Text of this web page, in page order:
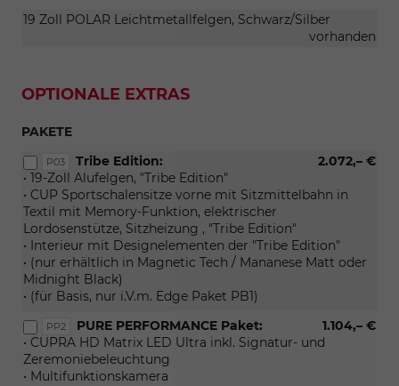
19 Zoll POLAR Leichtmetallfelgen, Schwarz/Silber
vorhanden
OPTIONALE EXTRAS
PAKETE
P03 2.072,– €
Tribe Edition:
• 19-Zoll Alufelgen, "Tribe Edition"
• CUP Sportschalensitze vorne mit Sitzmittelbahn in
Textil mit Memory-Funktion, elektrischer
Lordosenstütze, Sitzheizung , "Tribe Edition"
• Interieur mit Designelementen der "Tribe Edition"
• (nur erhältlich in Magnetic Tech / Mananese Matt oder
Midnight Black)
• (für Basis, nur i.V.m. Edge Paket PB1)
PP2 1.104,– €
PURE PERFORMANCE Paket:
• CUPRA HD Matrix LED Ultra inkl. Signatur- und
Zeremoniebeleuchtung
• Multifunktionskamera